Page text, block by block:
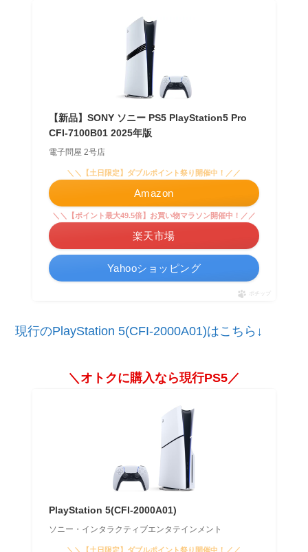
【新品】SONY ソニー PS5 PlayStation5 Pro
CFI-7100B01 2025年版
電子問屋 2号店
＼＼【土日限定】ダブルポイント祭り開催中！／／
Amazon
＼＼【ポイント最大49.5倍】お買い物マラソン開催中！／／
楽天市場
Yahooショッピング
ポチップ
現行のPlayStation 5(CFI-2000A01)はこちら↓
＼オトクに購入なら現行PS5／
PlayStation 5(CFI-2000A01)
ソニー・インタラクティブエンタテインメント
＼＼【土日限定】ダブルポイント祭り開催中！／／